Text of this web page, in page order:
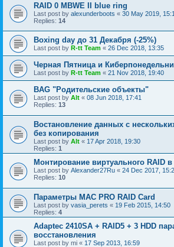
RAID 0 MBWE II blue ring
Last post by alexunderboots « 30 May 2019,
Replies: 14
Boxing day до 31 Декабря (-25%)
Last post by R-tt Team « 26 Dec 2018, 13:35
Черная Пятница и
Last post by R-tt Team « 21 Nov 2018, 19:40
BAG "Родительские объекты"
Last post by Alt « 08 Jun 2018, 17:41
Replies: 13
Востановление данных с
без копирования
Last post by Alt « 17 Apr 2018, 19:30
Replies: 1
Монтирование виртуального RAID
Last post by Alexander27Ru « 24 Dec 2017,
Replies: 10
Параметры МАС PRO RAID Card
Last post by vasia_perets « 19 Feb 2015, 14:50
Replies: 4
Adaptec 2410SA + RAID5 + 3 HDD
восстановления
Last post by mi « 17 Sep 2013, 16:59